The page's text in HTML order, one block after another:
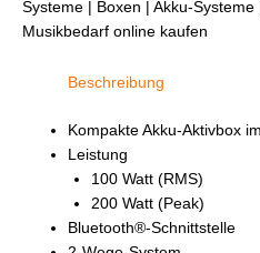
Systeme | Boxen | Akku-
Musikbedarf online kaufen
Beschreibung
Kompakte Akku-Aktivbox
Leistung
100 Watt (RMS)
200 Watt (Peak)
Bluetooth®-Schnittstelle